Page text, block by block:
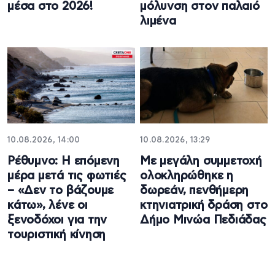
μέσα στο 2026!
μόλυνση στον παλαιό
λιμένα
10.08.2026, 14:00
Ρέθυμνο: Η επόμενη
μέρα μετά τις φωτιές
– «Δεν το βάζουμε
κάτω», λένε οι
ξενοδόχοι για την
τουριστική κίνηση
10.08.2026, 13:29
Με μεγάλη συμμετοχή
ολοκληρώθηκε η
δωρεάν, πενθήμερη
κτηνιατρική δράση στο
Δήμο Μινώα Πεδιάδας